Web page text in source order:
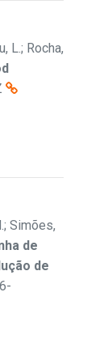
L.; Rocha,
Simões,
de
de